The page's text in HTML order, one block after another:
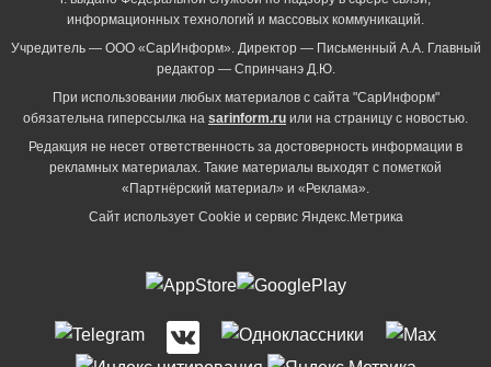
информационных технологий и массовых коммуникаций.
Учредитель — ООО «СарИнформ». Директор — Письменный А.А. Главный
редактор — Спринчанэ Д.Ю.
При использовании любых материалов с сайта "СарИнформ"
обязательна гиперссылка на sarinform.ru или на страницу с новостью.
Редакция не несет ответственность за достоверность информации в
рекламных материалах. Такие материалы выходят с пометкой
«Партнёрский материал» и «Реклама».
Сайт использует Cookie и сервиc Яндекс.Метрика